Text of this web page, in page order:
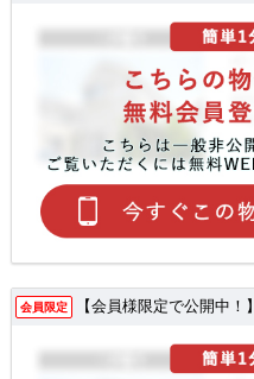
会員限定 【会員様限定で公開中！】